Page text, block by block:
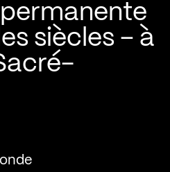
siècles – à